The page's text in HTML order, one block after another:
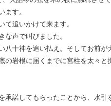
ます。
追いかけて来ます。
声で叫びました。
十神を追い払え。そしてお前
の岩根に届くまでに宮柱を太々と
諾してもらったことから、水引